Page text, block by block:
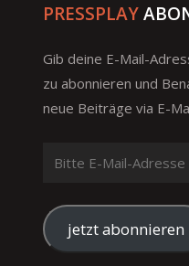
PRESSPLAY
Gib deine E-Mail-
zu abonnieren und
neue Beiträge via E-
Mail-
Adresse
eingeben
jetzt abonnieren